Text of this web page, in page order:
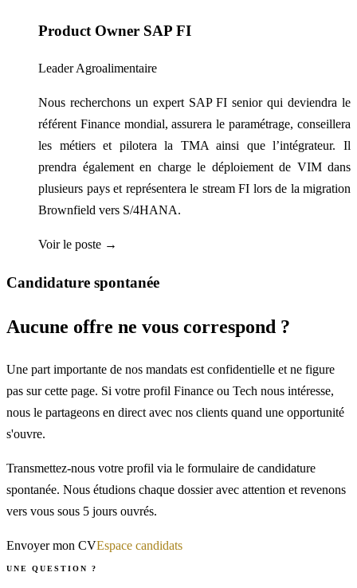
Product Owner SAP FI
Leader Agroalimentaire
Nous recherchons un expert SAP FI senior qui deviendra le
référent Finance mondial, assurera le paramétrage, conseillera
les métiers et pilotera la TMA ainsi que l’intégrateur. Il
prendra également en charge le déploiement de VIM dans
plusieurs pays et représentera le stream FI lors de la migration
Brownfield vers S/4HANA.
Voir le poste →
Candidature spontanée
Aucune offre ne vous correspond ?
Une part importante de nos mandats est confidentielle et ne figure
pas sur cette page. Si votre profil Finance ou Tech nous intéresse,
nous le partageons en direct avec nos clients quand une opportunité
s'ouvre.
Transmettez-nous votre profil via le formulaire de candidature
spontanée. Nous étudions chaque dossier avec attention et revenons
vers vous sous 5 jours ouvrés.
Envoyer mon CVEspace candidats
UNE QUESTION ?